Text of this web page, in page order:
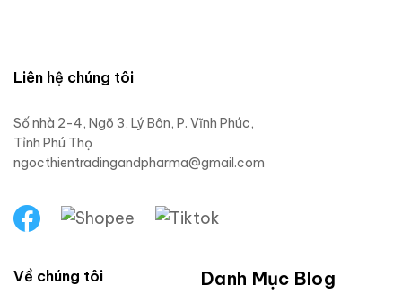
Liên hệ chúng tôi
Số nhà 2-4, Ngõ 3, Lý Bôn, P. Vĩnh Phúc,
Tỉnh Phú Thọ
ngocthientradingandpharma@gmail.com
Về chúng tôi Danh Mục Blog